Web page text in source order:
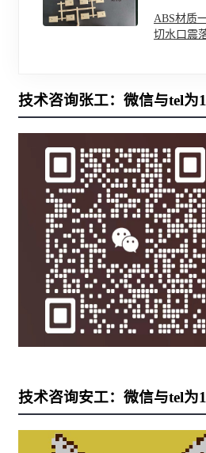
ABS材质
切水口震
技术咨询张工：微信与tel为
技术咨询安工：微信与tel为